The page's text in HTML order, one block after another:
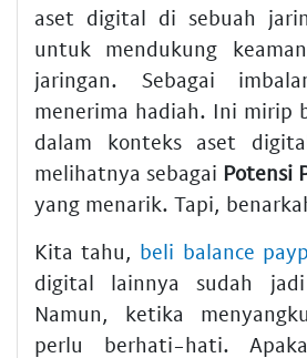
aset digital di sebuah
untuk mendukung
jaringan. Sebagai
menerima hadiah. Ini mirip
dalam konteks aset
melihatnya sebagai Potensi
yang menarik. Tapi,
Kita tahu, beli balance
digital lainnya sudah
Namun, ketika
perlu berhati-hati.